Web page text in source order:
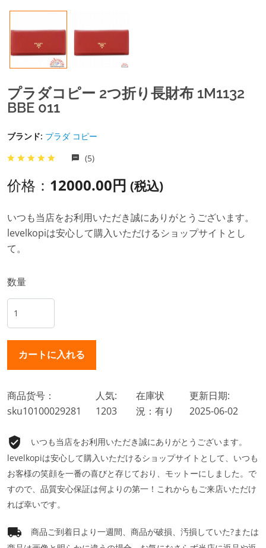
プラダコピー 2つ折り長財布 1M1132
BBE 011
ブランド: プラダ コピー
(5)
价格： 12000.00円 (税込)
いつも当店をお利用いただき誠にありがとうございます。
levelkopiは安心して購入いただけるショップサイトとし
て。
数量
商品货号：
sku10100029281
人気:
1203
在庫状
況：有り
更新日期:
2025-06-02
いつも当店をお利用いただき誠にありがとうございます。
levelkopiは安心して購入いただけるショップサイトとして、いつも
お客様の笑顔を一番の喜びと存じており、モットーにしました。で
すので、品質安心保証は何よりの第一！これからもご来店いただけ
れば幸いです。
商品ご到着日より一週間、商品が破損、汚損していた?または